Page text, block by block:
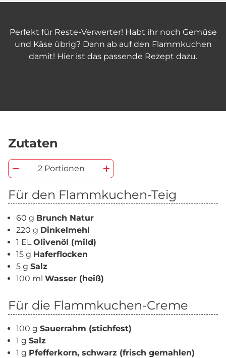
Perfekt für Reste-Verwerter! Habt ihr noch Gemüse
und Käse übrig? Dann ab auf den Flammkuchen
damit! Hier ist das passende Rezept dazu.
Zutaten
2 Portionen
Für den Flammkuchen-Teig
60 g Brunch Natur
220 g Dinkelmehl
1 ELOlivenöl (mild)
15 g Haferflocken
5 g Salz
100 ml Wasser (heiß)
Für die Flammkuchen-Creme
100 g Sauerrahm (stichfest)
1 g Salz
1 g Pfefferkorn, schwarz (frisch gemahlen)